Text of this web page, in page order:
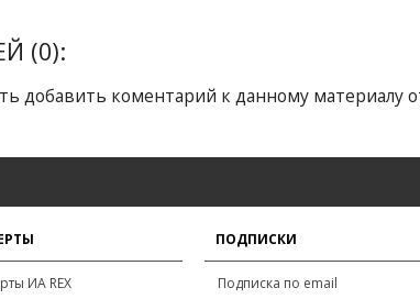
(0):
добавить коментарий к данному материалу
ИА REX
ПОДПИСКИ
Подписка по email